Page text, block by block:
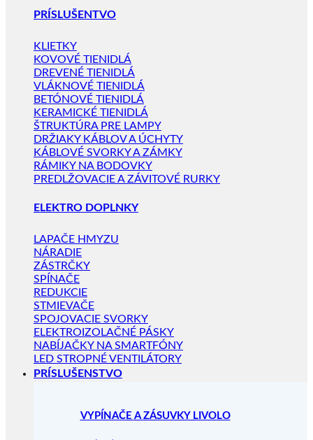
PRÍSLUŠENTVO
KLIETKY
KOVOVÉ TIENIDLÁ
DREVENÉ TIENIDLÁ
VLÁKNOVÉ TIENIDLÁ
BETÓNOVÉ TIENIDLÁ
KERAMICKÉ TIENIDLÁ
ŠTRUKTÚRA PRE LAMPY
DRŽIAKY KÁBLOV A ÚCHYTY
KÁBLOVÉ SVORKY A ZÁMKY
RÁMIKY NA BODOVKY
PREDLŽOVACIE A ZÁVITOVÉ RURKY
ELEKTRO DOPLNKY
LAPAČE HMYZU
NÁRADIE
ZÁSTRČKY
SPÍNAČE
REDUKCIE
STMIEVAČE
SPOJOVACIE SVORKY
ELEKTROIZOLAČNÉ PÁSKY
NABÍJAČKY NA SMARTFÓNY
LED STROPNÉ VENTILÁTORY
PRÍSLUŠENSTVO
VYPÍNAČE A ZÁSUVKY LIVOLO